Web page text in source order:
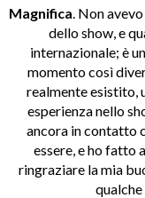
Magnifica. Non
dello show, e
internazionale; è
momento così
realmente esistito,
esperienza nello
ancora in contatto
essere, e ho fatto
ringraziare la mia